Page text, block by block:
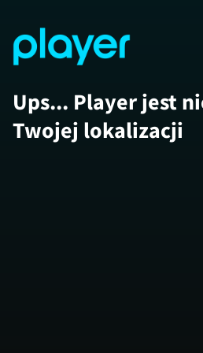
Ups... Player jest
Twojej lokalizacji